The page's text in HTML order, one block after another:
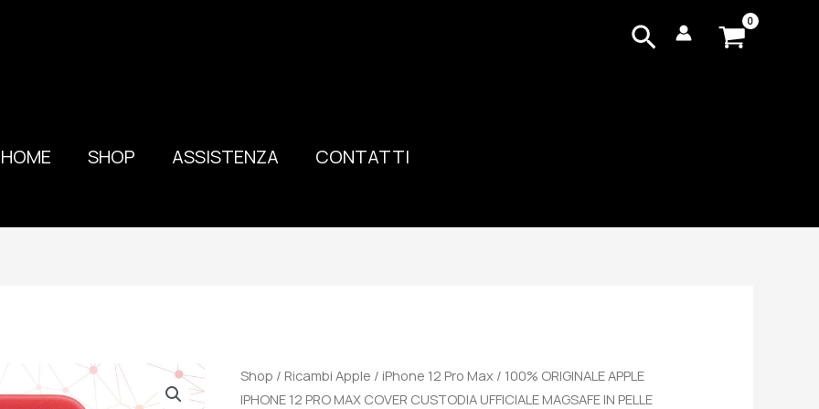
Cerca
HOME SHOP ASSISTENZA CONTATTI
Shop / Ricambi Apple / iPhone 12 Pro Max / 100% ORIGINALE APPLE
IPHONE 12 PRO MAX COVER CUSTODIA UFFICIALE MAGSAFE IN PELLE
100%
ORIGINALE